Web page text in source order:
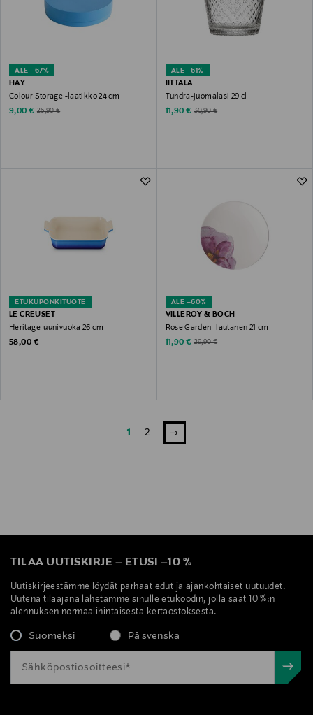
ALE –67%
HAY
Colour Storage -laatikko 24 cm
Discounted Price
9,00 € Original Price
26,90 €
ALE –61%
IITTALA
Tundra-juomalasi 29 cl
Discounted Price
11,90 € Original Price
30,90 €
ETUKUPONKITUOTE
LE CREUSET
Heritage-uunivuoka 26 cm
Original Price
58,00 €
ALE –60%
VILLEROY & BOCH
Rose Garden -lautanen 21 cm
Discounted Price
11,90 € Original Price
29,90 €
1 2
TILAA UUTISKIRJE – ETUSI –10 %
Uutiskirjeestämme löydät parhaat edut ja ajankohtaiset uutuudet.
Uutena tilaajana lähetämme sinulle etukoodin, jolla saat 10 %:n
alennuksen normaalihintaisesta kertaostoksesta.
Suomeksi På svenska